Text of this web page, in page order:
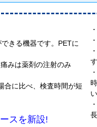
きる機器です。PETに
みは薬剤の注射のみ
合に比べ、検査時間が短
スを新設!